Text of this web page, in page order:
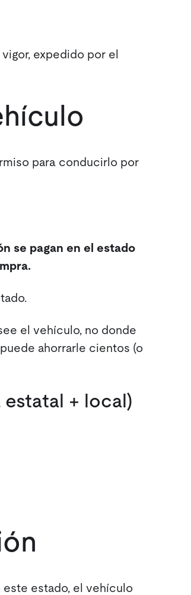
expedido por el
para conducirlo por
se pagan en el estado
el vehículo, no donde
ahorrarle cientos (o
estatal + local)
este estado, el vehículo